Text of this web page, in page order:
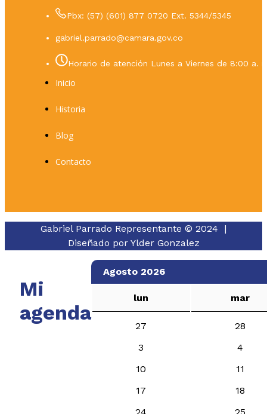
Pbx: (57) (601) 877 0720 Ext. 5344/5345
gabriel.parrado@camara.gov.co
Horario de atención Lunes a Viernes de 8:00 a.
Inicio
Historia
Blog
Contacto
Gabriel Parrado Representante © 2024 |
Diseñado por Ylder Gonzalez
Mi
agenda
Agosto 2026
lun mar
27
28
3
4
10
11
17
18